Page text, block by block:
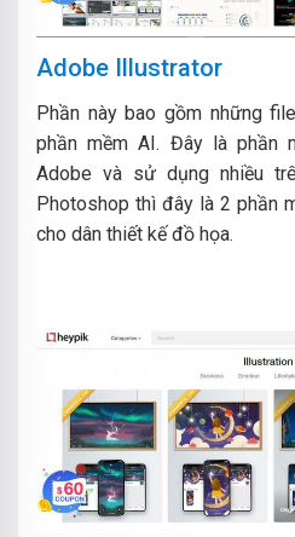
Adobe Illustrator
Phần này bao gồm những
phần mềm AI. Đây là phần
Adobe và sử dụng nhiều
Photoshop thì đây là 2 phần
cho dân thiết kế đồ họa.